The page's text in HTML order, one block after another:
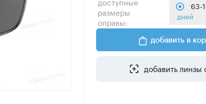
размеры
оправы:
63-
дней
добавить в
добавить